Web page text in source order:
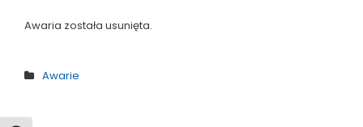
Awaria została usunięta.
Awarie